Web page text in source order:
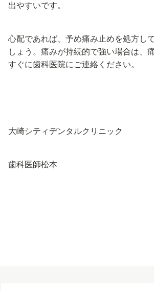
出やすいです。
心配であれば、予め痛み止めを処方し
しょう。痛みが持続的で強い場合は、
すぐに歯科医院にご連絡ください。
大崎シティデンタルクリニック
歯科医師松本